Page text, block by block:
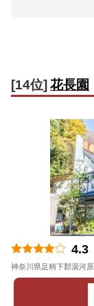
[14位] 花長園
4.3
神奈川県足柄下郡湯河